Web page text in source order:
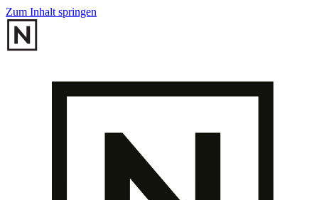
Zum Inhalt springen